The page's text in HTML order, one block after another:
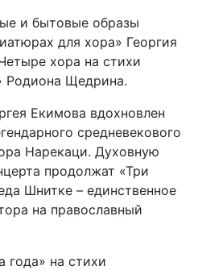
и бытовые образы
для хора» Георгия
хора на стихи
Родиона Щедрина.
Екимова вдохновлен
средневекового
Нарекаци. Духовную
продолжат «Три
Шнитке – единственное
на православный
года» на стихи